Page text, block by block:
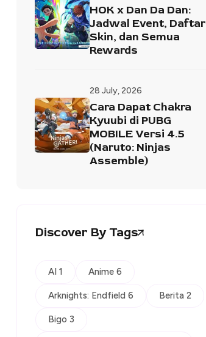
HOK x Dan Da Dan:
Jadwal Event, Daftar
Skin, dan Semua
Rewards
28 July, 2026
Cara Dapat Chakra
Kyuubi di PUBG
MOBILE Versi 4.5
(Naruto: Ninjas
Assemble)
Discover By Tags
AI 1 Anime 6
Arknights: Endfield 6 Berita 2
Bigo 3